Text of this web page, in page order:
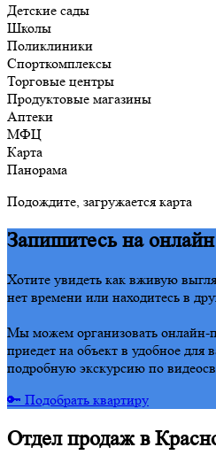
Детские сады
Школы
Поликлиники
Спорткомплексы
Торговые центры
Продуктовые магазины
Аптеки
МФЦ
Карта
Панорама
Подождите, загружается карта
Запишитесь на
Хотите увидеть как вживую
нет времени или находитесь в
Мы можем организовать онлайн-
приедет на объект в удобное для
подробную экскурсию по
🔑 Подобрать квартиру
Отдел продаж в